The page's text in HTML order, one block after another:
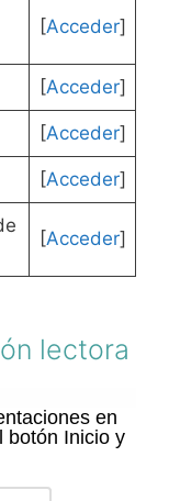
[Acceder]
[Acceder]
[Acceder]
[Acceder]
[Acceder]
lectora